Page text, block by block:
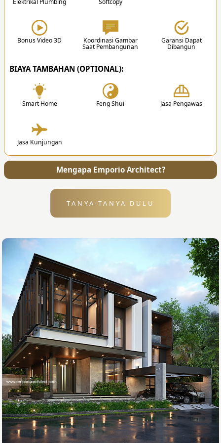
3. Desain
Setelah proposal disetujui, team akan memulai
proses mendesain sesuai hasil diskusi.
Setelah desain selesai, kami akan mengirimkan
semua file dan gambar kerja ke alamat Anda.
Bonus Video 3D Koordinasi Gambar
Saat Pembangunan
Garansi Dapat
Dibangun
BIAYA TAMBAHAN (OPTIONAL):
Smart Home Feng Shui Jasa Pengawas
Jasa Kunjungan
Mengapa Emporio Architect?
TANYA-TANYA DULU